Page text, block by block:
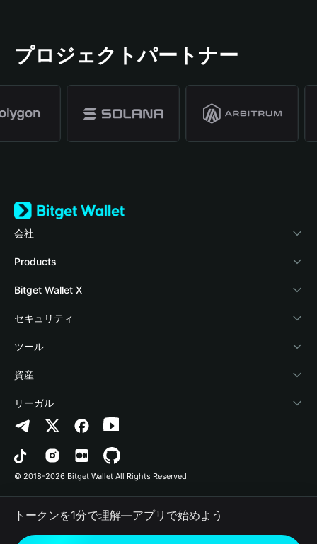
プロジェクトパートナー
会社
Bitget Walletについて
ブログ
アカデミー
暗号資産ニュース
Help Center
お問い合わせ
ブランドリソース
キャリア
Products
Crypto Card
Stablecoin Earn
Payfi Crypto
Crypto Swap API
Altcoin Season Index
Prediction Markets
DApp
RWA
Bitget Wallet X
デベロッパー
ウォレットを接続
Bitget Wallet Pay
プロジェクトを掲載
セキュリティ
保護基金
セキュリティ技術
ツール
暗号資産を購入
認証検出
コントラクト検出
一括送金
資産
Arbitrum
Avalanche
Bitcoin
Polygon
リーガル
プライバシーポリシー
利用規約
© 2018-2026 Bitget Wallet All Rights Reserved
トークンを1分で理解―アプリで始めよう